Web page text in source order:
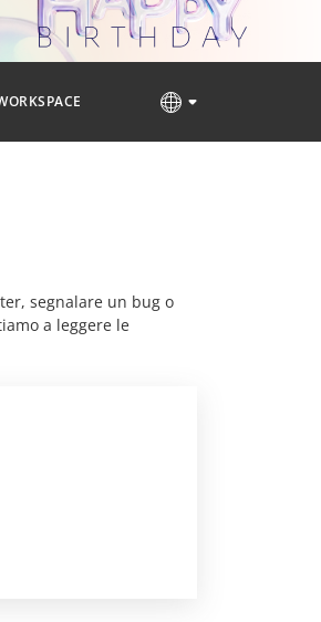
segnalare un bug o
a leggere le